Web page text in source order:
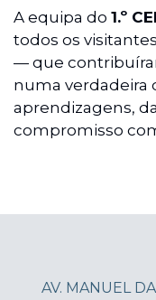
A equipa do 1.º
todos os
— que
numa verdadeira
aprendizagens,
compromisso
AV. MANUEL